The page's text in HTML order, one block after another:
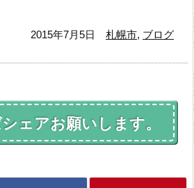
2015年7月5日 札幌市, ブログ
ェアお願いします。